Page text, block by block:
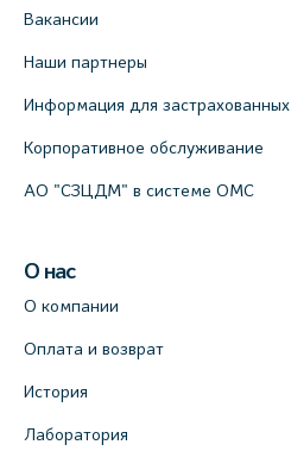
Вакансии
Наши партнеры
Информация для застрахованных
Корпоративное обслуживание
АО "СЗЦДМ" в системе ОМС
О нас
О компании
Оплата и возврат
История
Лаборатория